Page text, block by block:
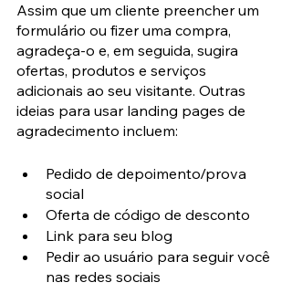
Assim que um cliente preencher um
formulário ou fizer uma compra,
agradeça-o e, em seguida, sugira
ofertas, produtos e serviços
adicionais ao seu visitante. Outras
ideias para usar landing pages de
agradecimento incluem:
Pedido de depoimento/prova
social
Oferta de código de desconto
Link para seu blog
Pedir ao usuário para seguir você
nas redes sociais